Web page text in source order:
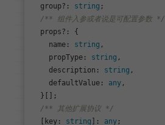
  group?:
string ;
/** 组件入参或者说是可配置参数 */
  props?: {
name : string ,
propType : string ,
description : string ,
defaultValue : any ,
  }[];
/** 其他扩展协议 */
  [
key : string ]: any ;